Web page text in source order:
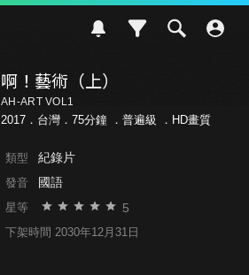
啊！藝術（上）
AH-ART VOL1
2017．台灣．75分鐘 ． 普遍級 ．HD畫質
類型 紀錄片
發音 國語
星等 5
下架時間 2030年12月31日